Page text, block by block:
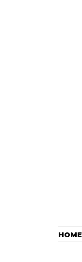
HOME